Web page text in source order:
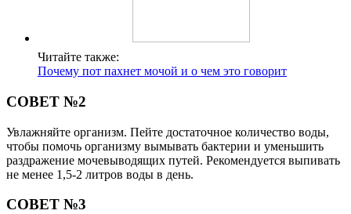
Читайте также:
Почему пот пахнет мочой и о чем это говорит
СОВЕТ №2
Увлажняйте организм. Пейте достаточное количество воды,
чтобы помочь организму вымывать бактерии и уменьшить
раздражение мочевыводящих путей. Рекомендуется выпивать
не менее 1,5-2 литров воды в день.
СОВЕТ №3